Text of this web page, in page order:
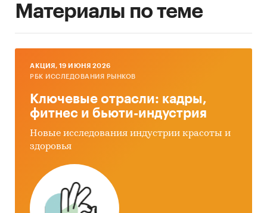
Материалы по теме
AКЦИЯ, 19 ИЮНЯ 2026
РБК ИССЛЕДОВАНИЯ РЫНКОВ
Ключевые отрасли: кадры,
фитнес и бьюти-индустрия
Новые исследования индустрии красоты и
здоровья